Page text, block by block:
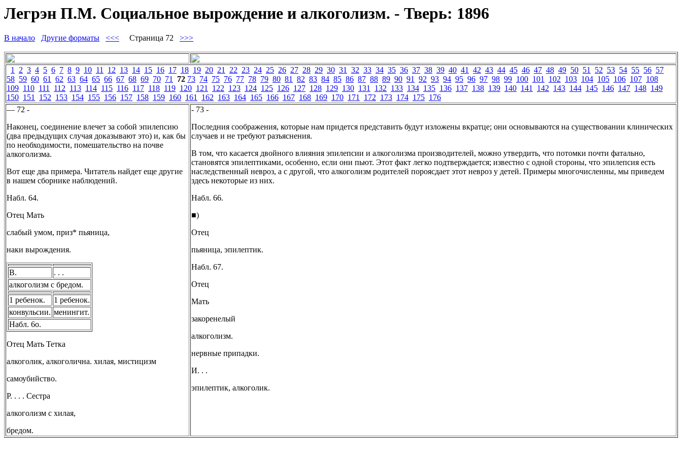
Легрэн П.М. Социальное вырождение и алкоголизм. - Тверь: 1896
В начало Другие форматы <<< Страница 72 >>>
1 2 3 4 5 6 7 8 9 10 11 12 13 14 15 16 17 18 19 20 21 22 23 24 25 26 27 28 29 30 31 32 33 34 35 36 37 38 39 40 41 42 43 44 45 46 47 48 49 50 51 52 53 54 55 56 57
58 59 60 61 62 63 64 65 66 67 68 69 70 71 72 73 74 75 76 77 78 79 80 81 82 83 84 85 86 87 88 89 90 91 92 93 94 95 96 97 98 99 100 101 102 103 104 105 106 107 108
109 110 111 112 113 114 115 116 117 118 119 120 121 122 123 124 125 126 127 128 129 130 131 132 133 134 135 136 137 138 139 140 141 142 143 144 145 146 147 148 149
150 151 152 153 154 155 156 157 158 159 160 161 162 163 164 165 166 167 168 169 170 171 172 173 174 175 176
— 72 -
Наконец, соединение влечет за собой эпилепсию
(два предыдущих случая доказывают это) и, как бы
по необходимости, помешательство на почве
алкоголизма.
Вот еще два примера. Читатель найдет еще другие
в нашем сборнике наблюдений.
Набл. 64.
Отец Мать
слабый умом, приз* пьяница,
наки вырождения.
В.
. . .
алкоголизм с бредом.
1 ребенок.
1 ребенок.
конвульсии. менингит.
Набл. 6о.
Отец Мать Тетка
алкоголик, алкоголична. хилая, мистицизм
самоубийство.
Р. . . . Сестра
алкоголизм с хилая,
бредом.
- 73 -
Последния соображения, которые нам придется представить будут изложены вкратце; они основываются на существовании клинических
случаев и не требуют разъяснения.
В том, что касается двойного влияния эпилепсии и алкоголизма производителей, можно утвердить, что потомки почти фатально,
становятся эпилептиками, особенно, если они пьют. Этот факт легко подтверждается; известно с одной стороны, что эпилепсия есть
наследственный невроз, а с другой, что алкоголизм родителей пороясдает этот невроз у детей. Примеры многочисленны, мы приведем
здесь некоторые из них.
Набл. 66.
■)
Отец
пьяница, эпилептик.
Набл. 67.
Отец
Мать
закоренелый
алкоголизм.
нервные припадки.
И. . .
эпилептик, алкоголик.